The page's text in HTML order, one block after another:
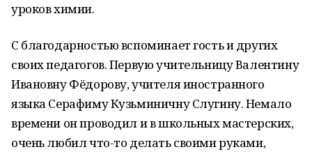
уроков химии.
С благодарностью вспоминает гость и других
своих педагогов. Первую учительницу Валентину
Ивановну Фёдорову, учителя иностранного
языка Серафиму Кузьминичну Слугину. Немало
времени он проводил и в школьных мастерских,
очень любил что-то делать своими руками,